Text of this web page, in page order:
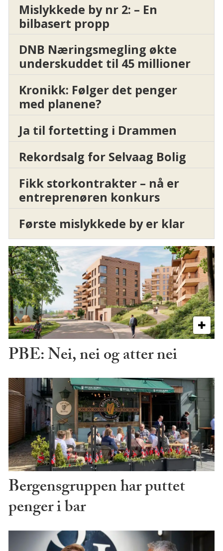
Mislykkede by nr 2: – En
bilbasert propp
DNB Næringsmegling økte
underskuddet til 45 millioner
Kronikk: Følger det penger
med planene?
Ja til fortetting i Drammen
Rekordsalg for Selvaag Bolig
Fikk storkontrakter – nå er
entreprenøren konkurs
Første mislykkede by er klar
PBE: Nei, nei og atter nei
Bergensgruppen har puttet
penger i bar